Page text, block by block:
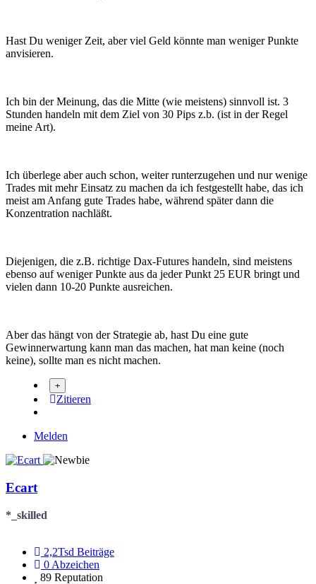
Hast Du weniger Zeit, aber viel Geld könnte man weniger Punkte
anvisieren.
Ich bin der Meinung, das die Mitte (wie meistens) sinnvoll ist. 3
Stunden handeln mit dem Ziel von 30 Pips z.b. (ist in der Regel
meine Art).
Ich überlege aber auch schon, weiter runterzugehen und nur wenige
Trades mit mehr Einsatz zu machen da ich festgestellt habe, das ich
meist am Anfang gute Trades habe, während später dann die
Konzentration nachläßt.
Diejenigen, die z.B. richtige Dax-Futures handeln, sind meistens
ebenso auf weniger Punkte aus da jeder Punkt 25 EUR bringt und
vielen dann 10-20 Punkte ausreichen.
Aber das hängt von der Strategie ab, hast Du eine gute
Gewinnerwartung kann man das machen, hat man keine (noch
keine), sollte man es nicht machen.
Zitieren
Melden
Ecart
*_skilled
2,2Tsd Beiträge
0 Abzeichen
89 Reputation